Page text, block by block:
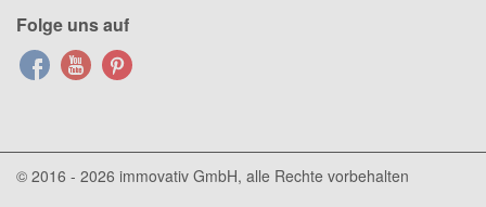
Folge uns auf
© 2016 - 2026 immovativ GmbH, alle Rechte vorbehalten